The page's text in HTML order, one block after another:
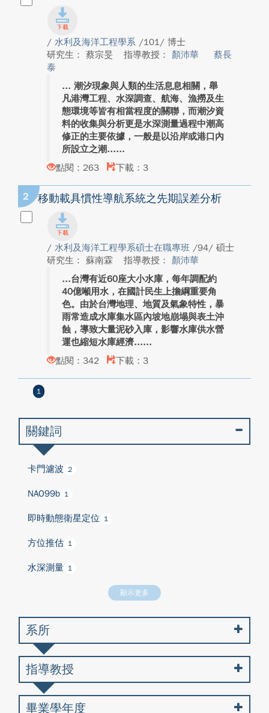
/ 水利及海洋工程學系 /101/ 博士
研究生： 蔡宗旻
指導教授： 顏沛華
蔡長
泰
潮汐現象與人類的生活息息相關，舉
凡港灣工程、水深調查、航海、漁撈及生
態環境等皆有相當程度的關聯，而潮汐資
料的收集與分析更是水深測量過程中潮高
修正的主要依據，一般是以沿岸或港口內
所設立之潮...
點閱：263
下載：3
2 移動載具慣性導航系統之先期誤差分析
/ 水利及海洋工程學系碩士在職專班 /94/ 碩士
研究生： 蘇南霖
指導教授： 顏沛華
台灣有近60座大小水庫，每年調配約
40億噸用水，在國計民生上擔綱重要角
色。由於台灣地理、地質及氣象特性，暴
雨常造成水庫集水區內坡地崩塌與表土沖
蝕，導致大量泥砂入庫，影響水庫供水營
運也縮短水庫經濟...
點閱：342
下載：3
1
關鍵詞
卡門濾波 2
NAO99b 1
即時動態衛星定位 1
方位推估 1
水深測量 1
顯示更多
系所
指導教授
畢業學年度